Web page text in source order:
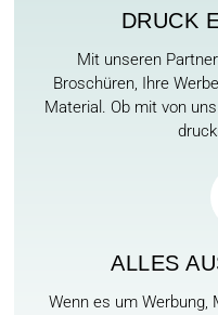
DRUCK
Mit unseren
Broschüren, Ihre
Material. Ob mit von
ALLES
Wenn es um Werbung,